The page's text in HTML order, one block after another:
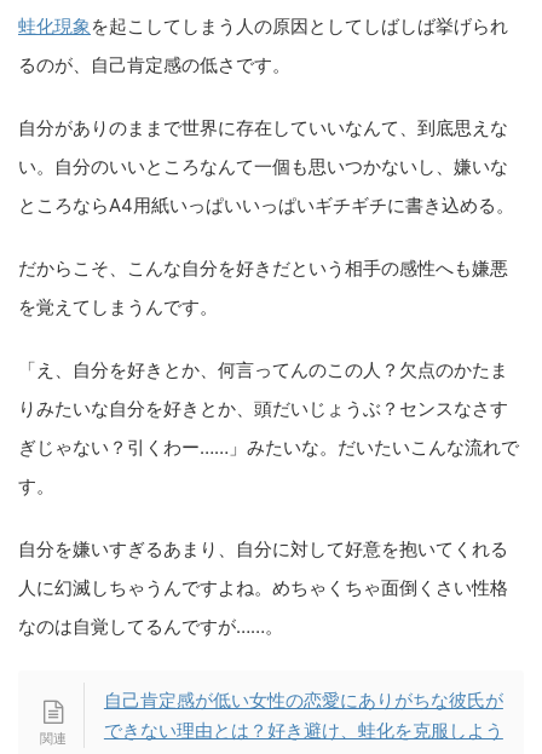
蛙化現象を起こしてしまう人の原因としてしばしば挙げられ
るのが、自己肯定感の低さです。
自分がありのままで世界に存在していいなんて、到底思えな
い。自分のいいところなんて一個も思いつかないし、嫌いな
ところならA4用紙いっぱいいっぱいギチギチに書き込める。
だからこそ、こんな自分を好きだという相手の感性へも嫌悪
を覚えてしまうんです。
「え、自分を好きとか、何言ってんのこの人？欠点のかたま
りみたいな自分を好きとか、頭だいじょうぶ？センスなさす
ぎじゃない？引くわー……」みたいな。だいたいこんな流れで
す。
自分を嫌いすぎるあまり、自分に対して好意を抱いてくれる
人に幻滅しちゃうんですよね。めちゃくちゃ面倒くさい性格
なのは自覚してるんですが……。
自己肯定感が低い女性の恋愛にありがちな彼氏が
できない理由とは？好き避け、蛙化を克服しよう